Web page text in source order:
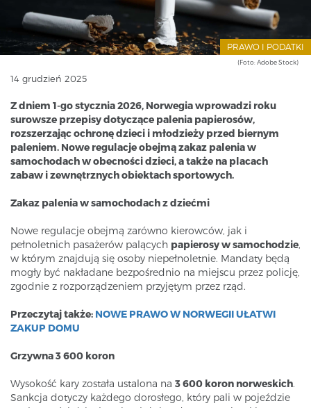
PRAWO I PODATKI
(Foto: Adobe Stock)
14 grudzień 2025
Z dniem 1-go stycznia 2026, Norwegia wprowadzi roku
surowsze przepisy dotyczące palenia papierosów,
rozszerzając ochronę dzieci i młodzieży przed biernym
paleniem. Nowe regulacje obejmą zakaz palenia w
samochodach w obecności dzieci, a także na placach
zabaw i zewnętrznych obiektach sportowych.
Zakaz palenia w samochodach z dziećmi
Nowe regulacje obejmą zarówno kierowców, jak i
pełnoletnich pasażerów palących papierosy w samochodzie,
w którym znajdują się osoby niepełnoletnie. Mandaty będą
mogły być nakładane bezpośrednio na miejscu przez policję,
zgodnie z rozporządzeniem przyjętym przez rząd.
Przeczytaj także: NOWE PRAWO W NORWEGII UŁATWI
ZAKUP DOMU
Grzywna 3 600 koron
Wysokość kary została ustalona na 3 600 koron norweskich.
Sankcja dotyczy każdego dorosłego, który pali w pojeździe